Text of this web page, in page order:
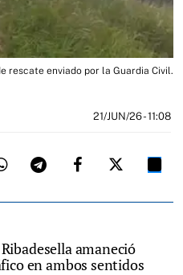
rescate enviado por la Guardia Civil.
21/JUN/26- 11:08
amaneció
en ambos sentidos